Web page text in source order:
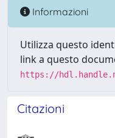
Informazioni
Utilizza questo
link a questo
https://
Citazioni